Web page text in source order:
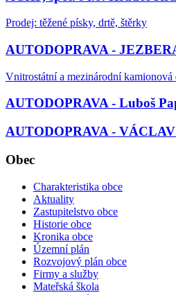
Prodej: těžené písky, drtě, štěrky
AUTODOPRAVA -
Vnitrostátní a mezinárodní kamionová
AUTODOPRAVA - Luboš
AUTODOPRAVA -
Obec
Charakteristika obce
Aktuality
Zastupitelstvo obce
Historie obce
Kronika obce
Územní plán
Rozvojový plán obce
Firmy a služby
Mateřská škola